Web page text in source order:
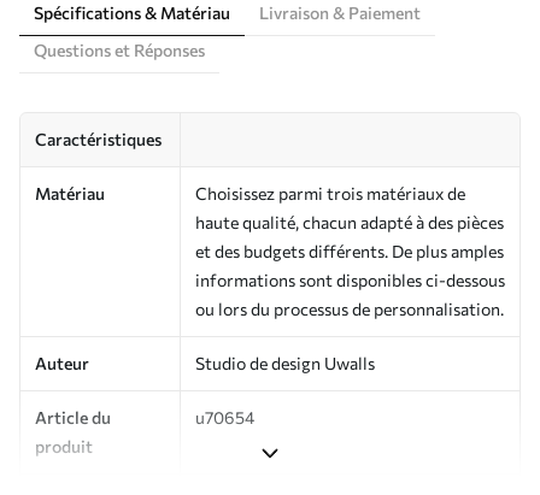
Spécifications & Matériau
Livraison & Paiement
Questions et Réponses
Caractéristiques
Matériau
Choisissez parmi trois matériaux de
haute qualité, chacun adapté à des pièces
et des budgets différents. De plus amples
informations sont disponibles ci-dessous
ou lors du processus de personnalisation.
Auteur Studio de design Uwalls
Article du
produit
u70654